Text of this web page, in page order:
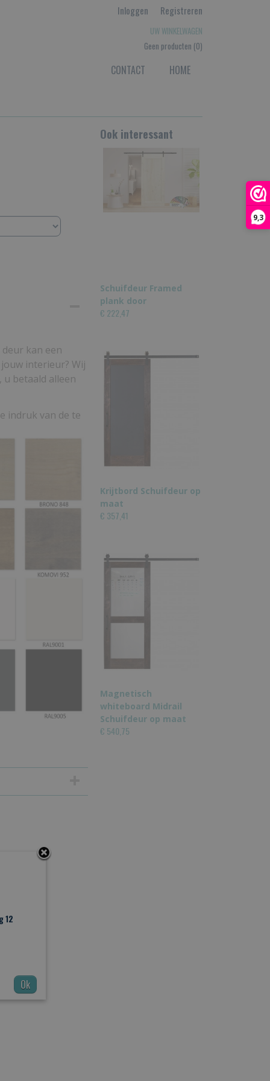
9,3
Inloggen Registreren
UW WINKELWAGEN
Geen producten (0)
HOME
CONTACT
kan een
interieur? Wij
u betaald alleen
indruk van de te
Ook interessant
Schuifdeur Framed
plank door
€ 222,47
Krijtbord Schuifdeur op
maat
€ 357,41
Magnetisch
whiteboard Midrail
Schuifdeur op maat
€ 540,75
12
Ok